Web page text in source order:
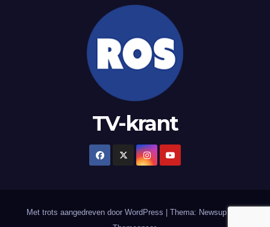
TV-krant
Met trots aangedreven door WordPress
Thema: Newsup door